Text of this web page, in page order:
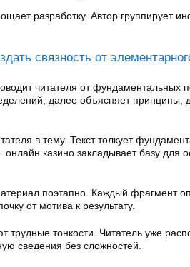
разработку. Автор группирует
связность от
читателя от фундаментальных
далее объясняет принципы,
в тему. Текст толкует
казино закладывает базу для
поэтапно. Каждый фрагмент
от мотива к результату.
тонкости. Читатель уже
сведения без сложностей.